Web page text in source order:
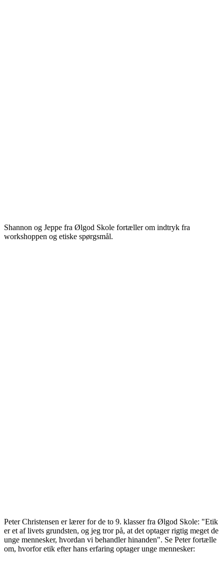
Shannon og Jeppe fra Ølgod Skole fortæller om indtryk fra
workshoppen og etiske spørgsmål.
Peter Christensen er lærer for de to 9. klasser fra Ølgod Skole: "Etik
er et af livets grundsten, og jeg tror på, at det optager rigtig meget de
unge mennesker, hvordan vi behandler hinanden". Se Peter fortælle
om, hvorfor etik efter hans erfaring optager unge mennesker: